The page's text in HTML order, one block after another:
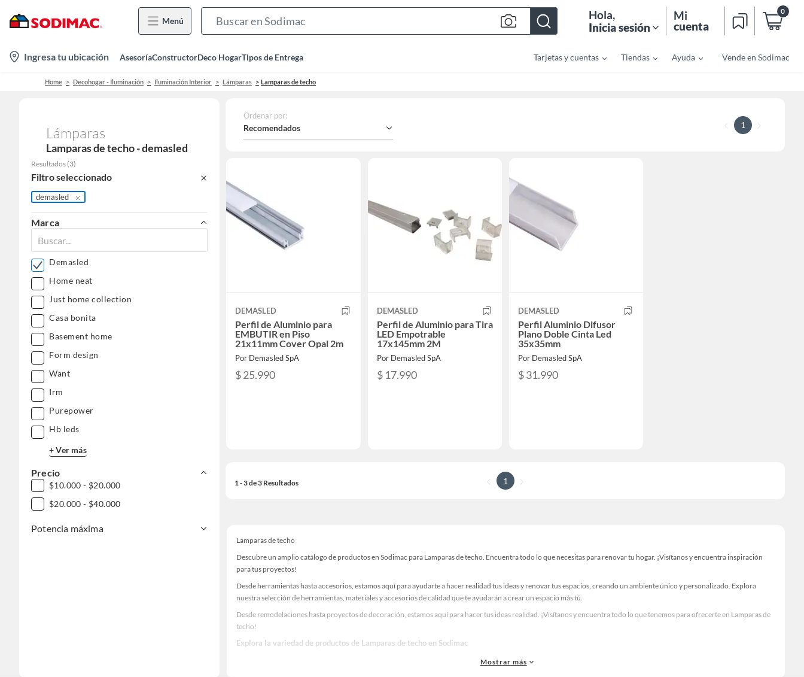
Menú
Bar
Hola,
Inicia sesión
Mi
cuenta
0
location-
icon
Ingresa tu ubicación AsesoríaConstructorDeco HogarTipos de Entrega Tarjetas y cuentas Tiendas Ayuda Vende en Sodimac
Home Decohogar - Iluminación Iluminación Interior Lámparas Lamparas de techo
Lámparas
Lamparas de techo - demasled
Resultados (3)
Filtro seleccionado
demasled
Marca
Demasled
Home neat
Just home collection
Casa bonita
Basement home
Form design
Want
Irm
Purepower
Hb leds
+ Ver más
Precio
$10.000 - $20.000
$20.000 - $40.000
Potencia máxima
Ordenar por:
Recomendados 1
DEMASLED
Perfil de Aluminio para
EMBUTIR en Piso
21x11mm Cover Opal 2m
Por Demasled SpA
$ 25.990
DEMASLED
Perfil de Aluminio para Tira
LED Empotrable
17x145mm 2M
Por Demasled SpA
$ 17.990
DEMASLED
Perfil Aluminio Difusor
Plano Doble Cinta Led
35x35mm
Por Demasled SpA
$ 31.990
1 - 3 de 3 Resultados 1
Lamparas de techo
Descubre un amplio catálogo de productos en Sodimac para Lamparas de techo. Encuentra todo lo que necesitas para renovar tu hogar. ¡Visítanos y encuentra inspiración
para tus proyectos!
Desde herramientas hasta accesorios, estamos aquí para ayudarte a hacer realidad tus ideas y renovar tus espacios, creando un ambiente único y personalizado. Explora
nuestra selección de herramientas, materiales y accesorios de calidad que te ayudarán a crear un espacio más tú.
Desde remodelaciones hasta proyectos de decoración, estamos aquí para hacer tus ideas realidad. ¡Visítanos y encuentra todo lo que tenemos para ofrecerte en Lamparas de
techo!
Explora la variedad de productos de Lamparas de techo en Sodimac
Herramientas, materiales y accesorios de calidad para tus proyectos y renovación de espacios. ¡Visítanos y descubre todo lo que tenemos para ofrecerte!
Mostrar más